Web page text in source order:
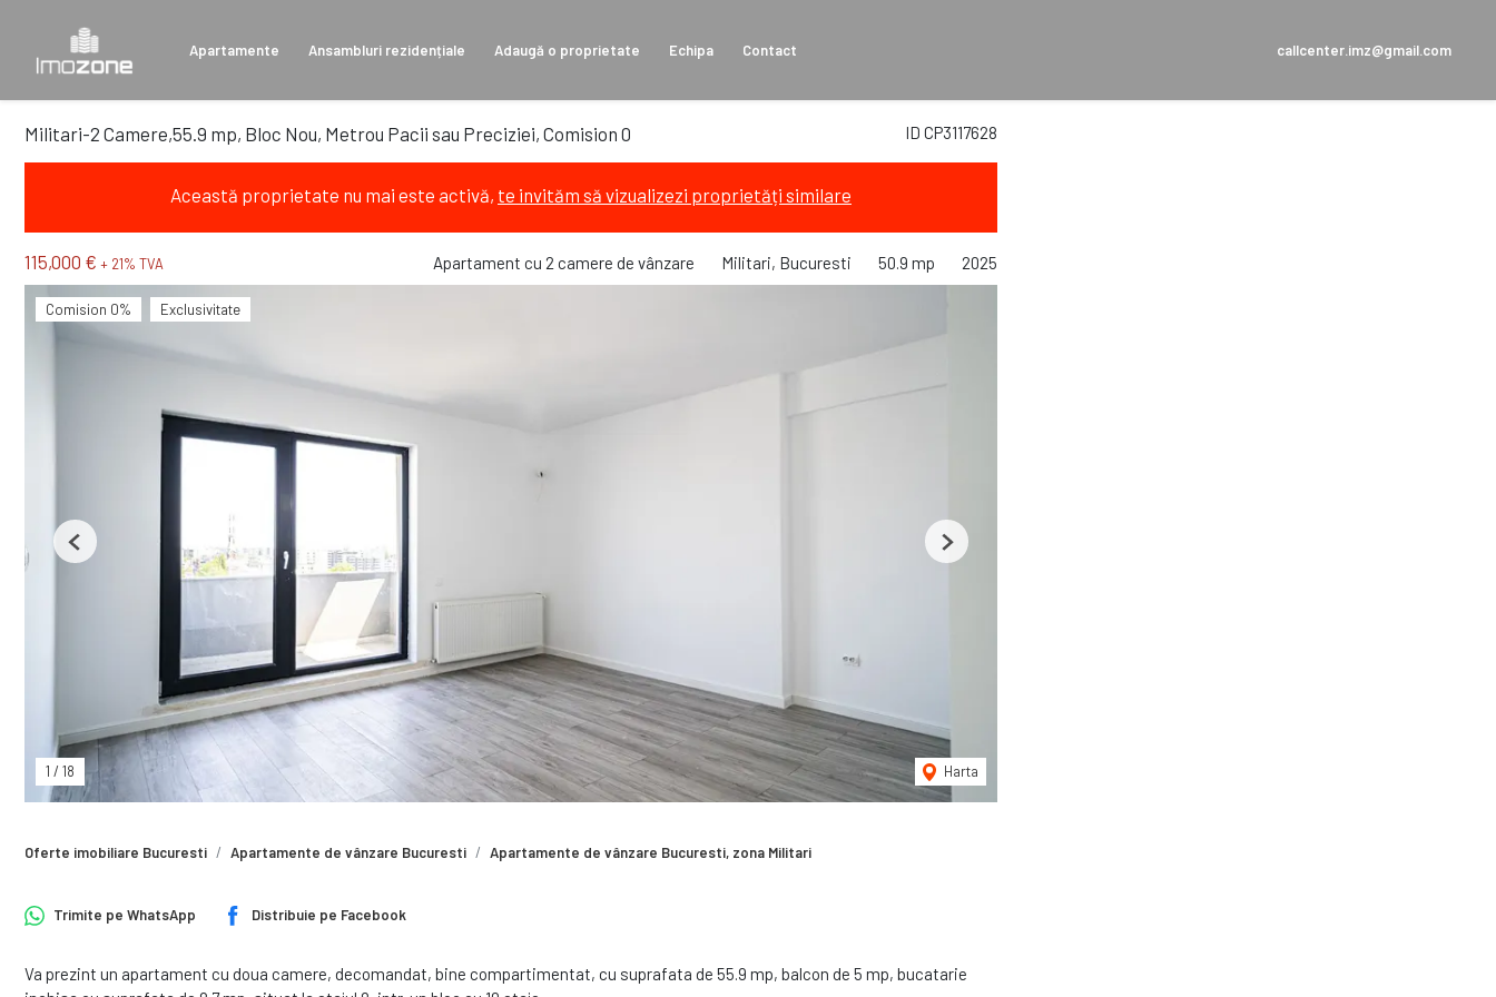
Apartamente Ansambluri rezidențiale Adaugă o proprietate Echipa Contact callcenter.imz@gmail.com
ID CP3117628
Militari-2 Camere,55.9 mp, Bloc Nou, Metrou Pacii sau Preciziei, Comision 0
Această proprietate nu mai este activă, te invităm să vizualizezi proprietăți similare
115,000 € + 21% TVA Apartament cu 2 camere de vânzare Militari, Bucuresti 50.9 mp 2025
Comision 0% Exclusivitate
1 / 18 Harta
Previous Next
Oferte imobiliare Bucuresti Apartamente de vânzare Bucuresti Apartamente de vânzare Bucuresti, zona Militari
Trimite pe WhatsApp Distribuie pe Facebook
Va prezint un apartament cu doua camere, decomandat, bine compartimentat, cu suprafata de 55.9 mp, balcon de 5 mp, bucatarie